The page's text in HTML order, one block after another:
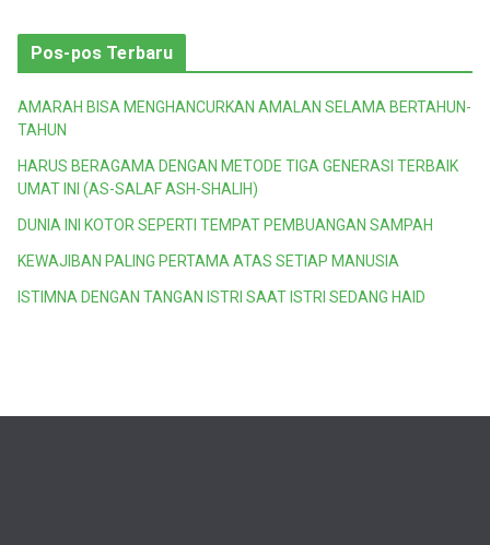
Pos-pos Terbaru
AMARAH BISA MENGHANCURKAN AMALAN SELAMA BERTAHUN-
TAHUN
HARUS BERAGAMA DENGAN METODE TIGA GENERASI TERBAIK
UMAT INI (AS-SALAF ASH-SHALIH)
DUNIA INI KOTOR SEPERTI TEMPAT PEMBUANGAN SAMPAH
KEWAJIBAN PALING PERTAMA ATAS SETIAP MANUSIA
ISTIMNA DENGAN TANGAN ISTRI SAAT ISTRI SEDANG HAID